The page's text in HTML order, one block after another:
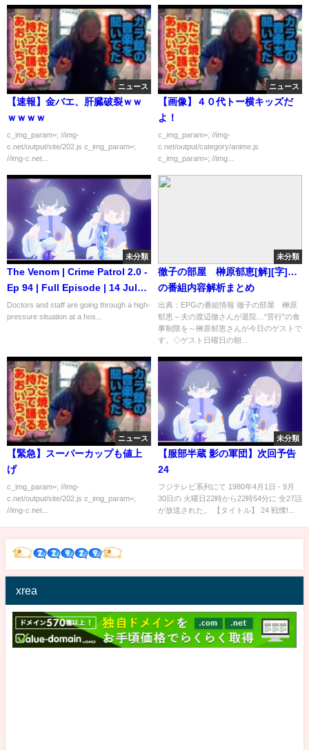
ニュース
【速報】金バエ、肝臓破裂ｗｗ
ｗｗｗｗ
c_img_param=; //img-
c.net/output/site/202.js c_img_param=;
//img-c.net...
ニュース
【画像】４０代トー横キッズだ
よ！
c_img_param=; //img-
c.net/output/category/anime.js
c_img_param=; //img...
未分類
The Venom | Crime Patrol 2.0 -
Ep 94 | Full Episode | 14 July
2022
Doctors and staff are going through a high-
pressure situation at a hos...
未分類
徹子の部屋 榊原郁恵[解][字]…
の番組内容解析まとめ
出典：EPGの番組情報 徹子の部屋 榊原
郁恵～夫の渡辺徹さんが退院…“苦行”の食
事制限を～榊原郁恵さんが今日のゲストで
す。◇ゲスト日曜日の朝...
ニュース
【緊急】スーパーカップも値上
げ
c_img_param=; //img-
c.net/output/site/202.js c_img_param=;
//img-c.net...
未分類
【服部半蔵 影の軍団】次回予告
24
フジテレビ系列にて 1980年4月1日 - 9月
30日の 火曜日22時から22時54分に 全27話
が放送された。 【タイトル】 24 戦慄!...
xrea